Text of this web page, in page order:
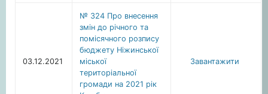
03.12.2021
№ 324 Про внесення
змін до річного та
помісячного розпису
бюджету Ніжинської
міської
територіальної
громади на 2021 рік
Завантажити